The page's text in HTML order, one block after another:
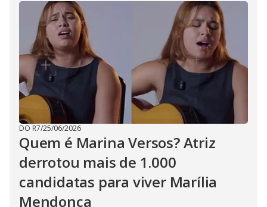
DO R7/25/06/2026
Quem é Marina Versos? Atriz
derrotou mais de 1.000
candidatas para viver Marília
Mendonça